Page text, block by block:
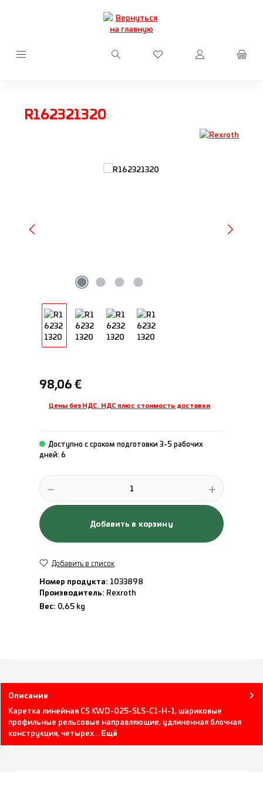
Перейти к основному содержанию
У вас есть товары из
R162321320
Пропустить галерею изображений
Обычная цена:
98,06 €
Цены без НДС. НДС плюс стоимость доставки
Доступно с сроком подготовки 3-5 рабочих
дней: 6
Количество продукта: введите желаемое количество или
Добавить в корзину
Добавить в список
Номер продукта: 1033898
Производитель: Rexroth
Вес: 0,65 kg
Описание
Каретка линейная CS KWD-025-SLS-C1-H-1, шариковые
профильные рельсовые направляющие, удлиненная блочная
конструкция, четырех… Ещё